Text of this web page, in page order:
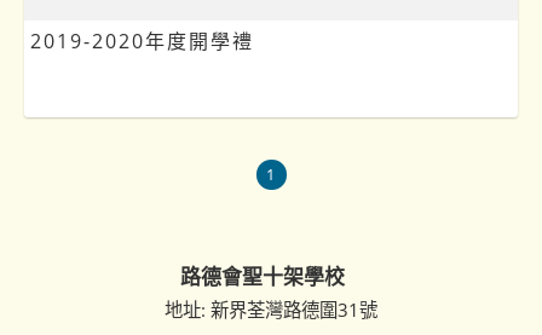
2019-2020年度開學禮
1
路德會聖十架學校
地址: 新界荃灣路德圍31號